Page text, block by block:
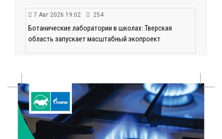
7 Авг 2026 19:02 254
Ботанические лаборатории в школах: Тверская
область запускает масштабный экопроект
В Ржеве чествовали работников строительной
отрасли
7 Авг 2026 18:10 144
Зарядка со стражем порядка объединила детей в